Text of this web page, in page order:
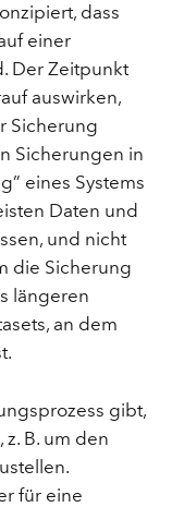
dass
einer
Der Zeitpunkt
auswirken,
Sicherung
Sicherungen in
eines Systems
Daten und
und nicht
die Sicherung
längeren
an dem
gibt,
B. um den
für eine